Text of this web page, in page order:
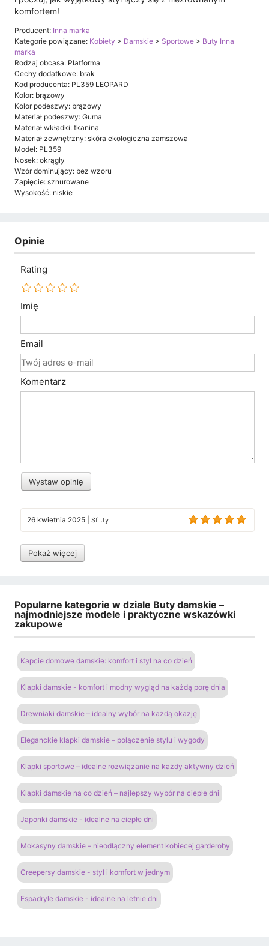
komfortem!
Producent: Inna marka
Kategorie powiązane: Kobiety > Damskie > Sportowe > Buty Inna
marka
Rodzaj obcasa: Platforma
Cechy dodatkowe: brak
Kod producenta: PL359 LEOPARD
Kolor: brązowy
Kolor podeszwy: brązowy
Materiał podeszwy: Guma
Materiał wkładki: tkanina
Materiał zewnętrzny: skóra ekologiczna zamszowa
Model: PL359
Nosek: okrągły
Wzór dominujący: bez wzoru
Zapięcie: sznurowane
Wysokość: niskie
Opinie
Rating
Imię
Email
Komentarz
Wystaw opinię
26 kwietnia 2025 Sf...ty
Pokaż więcej
Popularne kategorie w dziale Buty damskie –
najmodniejsze modele i praktyczne wskazówki
zakupowe
Kapcie domowe damskie: komfort i styl na co dzień
Klapki damskie - komfort i modny wygląd na każdą porę dnia
Drewniaki damskie – idealny wybór na każdą okazję
Eleganckie klapki damskie – połączenie stylu i wygody
Klapki sportowe – idealne rozwiązanie na każdy aktywny dzień
Klapki damskie na co dzień – najlepszy wybór na ciepłe dni
Japonki damskie - idealne na ciepłe dni
Mokasyny damskie – nieodłączny element kobiecej garderoby
Creepersy damskie - styl i komfort w jednym
Espadryle damskie - idealne na letnie dni